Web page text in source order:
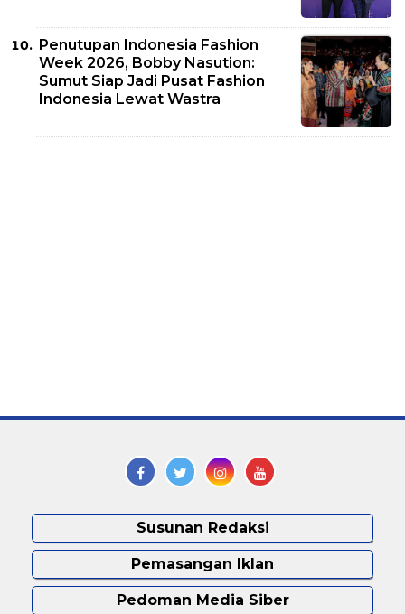
Penutupan Indonesia Fashion
Week 2026, Bobby Nasution:
Sumut Siap Jadi Pusat Fashion
Indonesia Lewat Wastra
Susunan Redaksi
Pemasangan Iklan
Pedoman Media Siber